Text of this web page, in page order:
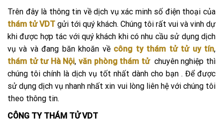
Trên đây là thông tin về dịch vụ xác minh số điện thoại của
thám tử VDT gửi tới quý khách. Chúng tôi rất vui và vinh dự
khi được hợp tác với quý khách khi có nhu cầu sử dụng dịch
vụ và và đang băn khoăn về công ty thám tử tử uy tín,
thám tử tư Hà Nội, văn phòng thám tửchuyên nghiệp thì
chúng tôi chính là dịch vụ tốt nhất dành cho bạn . Để được
sử dụng dịch vụ nhanh nhất xin vui lòng liên hệ với chúng tôi
theo thông tin.
CÔNG TY THÁM TỬ VDT